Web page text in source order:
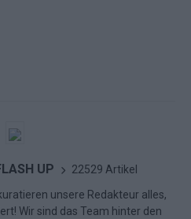
UP 22529 Artikel
unsere Redakteur alles,
Wir sind das Team hinter den